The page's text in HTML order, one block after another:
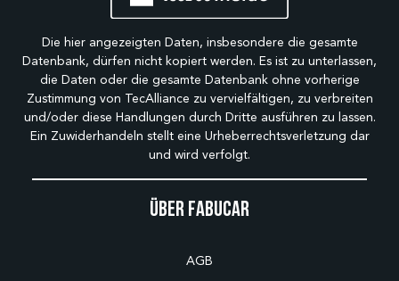
Über Fabucar
AGB
Die hier angezeigten Daten, insbesondere die gesamte
Datenbank, dürfen nicht kopiert werden. Es ist zu unterlassen,
die Daten oder die gesamte Datenbank ohne vorherige
Zustimmung von TecAlliance zu vervielfältigen, zu verbreiten
und/oder diese Handlungen durch Dritte ausführen zu lassen.
Ein Zuwiderhandeln stellt eine Urheberrechtsverletzung dar
und wird verfolgt.